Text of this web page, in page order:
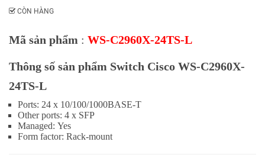
CÒN HÀNG
Mã sản phẩm : WS-C2960X-24TS-L
Thông số sản phẩm Switch Cisco WS-C2960X-
24TS-L
Ports: 24 x 10/100/1000BASE-T
Other ports: 4 x SFP
Managed: Yes
Form factor: Rack-mount